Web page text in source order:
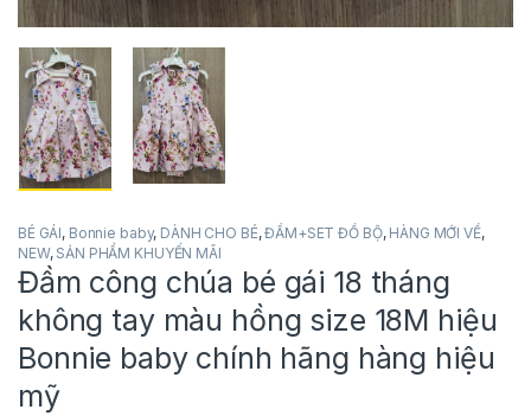
BÉ GÁI, Bonnie baby, DÀNH CHO BÉ,ĐẦM+SET ĐỒ BỘ, HÀNG MỚI VỀ,
NEW, SẢN PHẨM KHUYẾN MÃI
Đầm công chúa bé gái 18 tháng
không tay màu hồng size 18M hiệu
Bonnie baby chính hãng hàng hiệu
mỹ